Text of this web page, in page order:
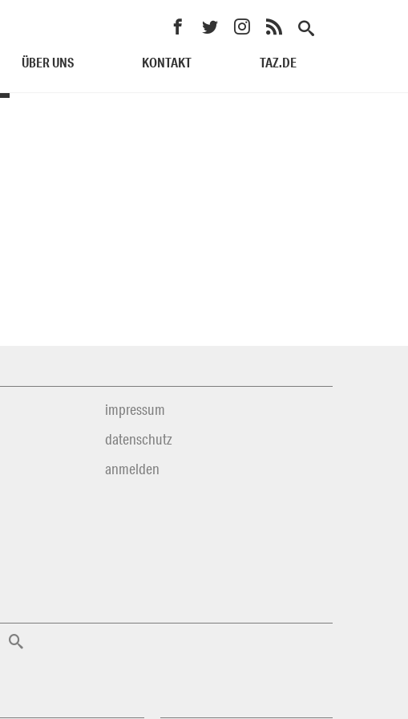
ÜBER UNS KONTAKT TAZ.DE
impressum
datenschutz
anmelden